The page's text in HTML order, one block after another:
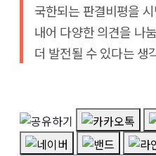
국한되는 판결비평을
내어 다양한 의견을 나
더 발전될 수 있다는 생